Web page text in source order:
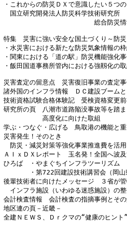
・これからの防災ＤＸで意識したい５つ
国立研究開発法人防災科学技術研究所
総合防災情報センター長
特集　災害に強い安全な国土づくり～防
・水災害における新たな防災気象情報の
・関東における「道の駅」防災機能強化
・飯田国道事務所管内における強靱化の
災害査定の留意点　災害復旧事業の査定
諸外国のインフラ情報　ＤＣ建設ブーム
技術資格試験合格体験記　受検資格変更
研究所の頁　八潮市道路陥没事故等を踏
高度化に向けた取組
学ぶ・つなぐ・広げる　鳥取港の機能と
災害発生！そのとき
防災・減災対策等強化事業推進費を活用
ＡＩｘＤＸレポート　玉名発！全国へ波
ひろば　・やまぐちインフラツーリズム
・第722回建設技術講習会（岡山県
後輩技術者に向けたメッセージ　３省が
インフラ施設（いわゆる迷惑施設）の整
会計検査情報　会計検査の指摘事例とそ
地区連の頁－近畿－
全建ＮＥＷＳ、Ｄｒクマの“健康のヒント